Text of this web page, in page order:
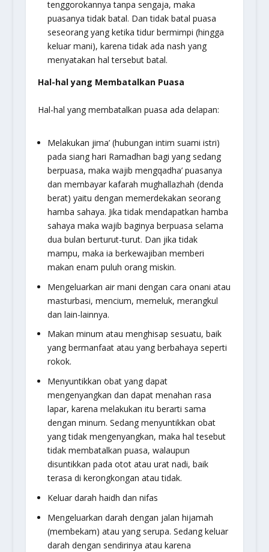
tenggorokannya tanpa sengaja, maka
puasanya tidak batal. Dan tidak batal puasa
seseorang yang ketika tidur bermimpi (hingga
keluar mani), karena tidak ada nash yang
menyatakan hal tersebut batal.
Hal-hal yang Membatalkan Puasa
Hal-hal yang membatalkan puasa ada delapan:
Melakukan jima’ (hubungan intim suami istri)
pada siang hari Ramadhan bagi yang sedang
berpuasa, maka wajib mengqadha’ puasanya
dan membayar kafarah mughallazhah (denda
berat) yaitu dengan memerdekakan seorang
hamba sahaya. Jika tidak mendapatkan hamba
sahaya maka wajib baginya berpuasa selama
dua bulan berturut-turut. Dan jika tidak
mampu, maka ia berkewajiban memberi
makan enam puluh orang miskin.
Mengeluarkan air mani dengan cara onani atau
masturbasi, mencium, memeluk, merangkul
dan lain-lainnya.
Makan minum atau menghisap sesuatu, baik
yang bermanfaat atau yang berbahaya seperti
rokok.
Menyuntikkan obat yang dapat
mengenyangkan dan dapat menahan rasa
lapar, karena melakukan itu berarti sama
dengan minum. Sedang menyuntikkan obat
yang tidak mengenyangkan, maka hal tesebut
tidak membatalkan puasa, walaupun
disuntikkan pada otot atau urat nadi, baik
terasa di kerongkongan atau tidak.
Keluar darah haidh dan nifas
Mengeluarkan darah dengan jalan hijamah
(membekam) atau yang serupa. Sedang keluar
darah dengan sendirinya atau karena